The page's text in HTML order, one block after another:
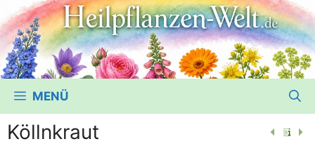
MENÜ
Köllnkraut